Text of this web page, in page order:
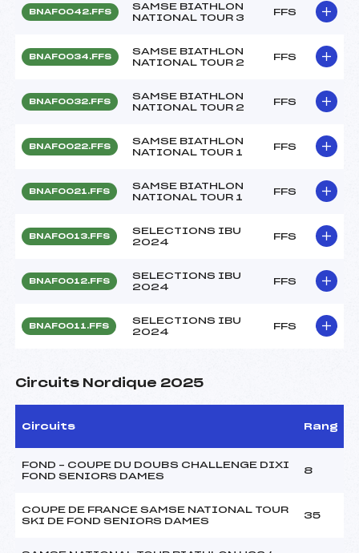
BNAF0042.FFS
SAMSE BIATHLON
NATIONAL TOUR 3
FFS
BNAF0034.FFS
SAMSE BIATHLON
NATIONAL TOUR 2
FFS
BNAF0032.FFS
SAMSE BIATHLON
NATIONAL TOUR 2
FFS
BNAF0022.FFS
SAMSE BIATHLON
NATIONAL TOUR 1
FFS
BNAF0021.FFS
SAMSE BIATHLON
NATIONAL TOUR 1
FFS
BNAF0013.FFS
SELECTIONS IBU
2024
FFS
BNAF0012.FFS
SELECTIONS IBU
2024
FFS
BNAF0011.FFS
SELECTIONS IBU
2024
FFS
Circuits Nordique 2025
Circuits Rang
FOND – COUPE DU DOUBS CHALLENGE DIXI
FOND SENIORS DAMES
8
COUPE DE FRANCE SAMSE NATIONAL TOUR
SKI DE FOND SENIORS DAMES
35